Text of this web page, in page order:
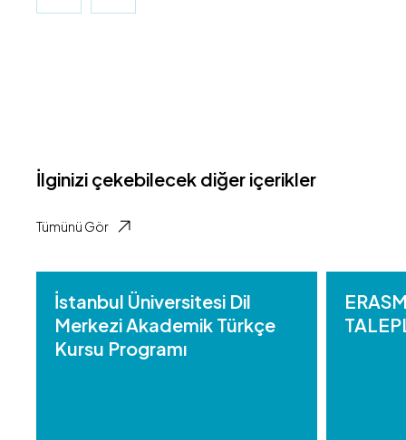
İlginizi çekebilecek diğer içerikler
Tümünü Gör
İstanbul Üniversitesi Dil
Merkezi Akademik Türkçe
Kursu Programı